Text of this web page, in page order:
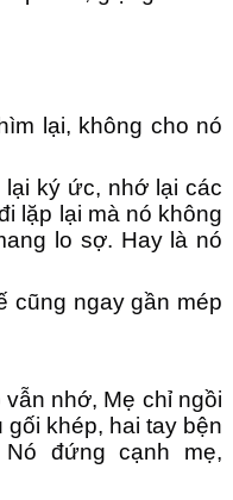
lại, không cho nó
ký ức, nhớ lại các
lặp lại mà nó không
lo sợ. Hay là nó
cũng ngay gần mép
nhớ, Mẹ chỉ ngồi
gối khép, hai tay bện
đứng cạnh mẹ,